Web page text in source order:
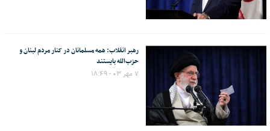
رهبر انقلاب: همه‌ مسلمانان در کنار مردم لبنان و
حزب‌الله بایستند
۷ مهر ۰۳ - ۱۸:۴۹